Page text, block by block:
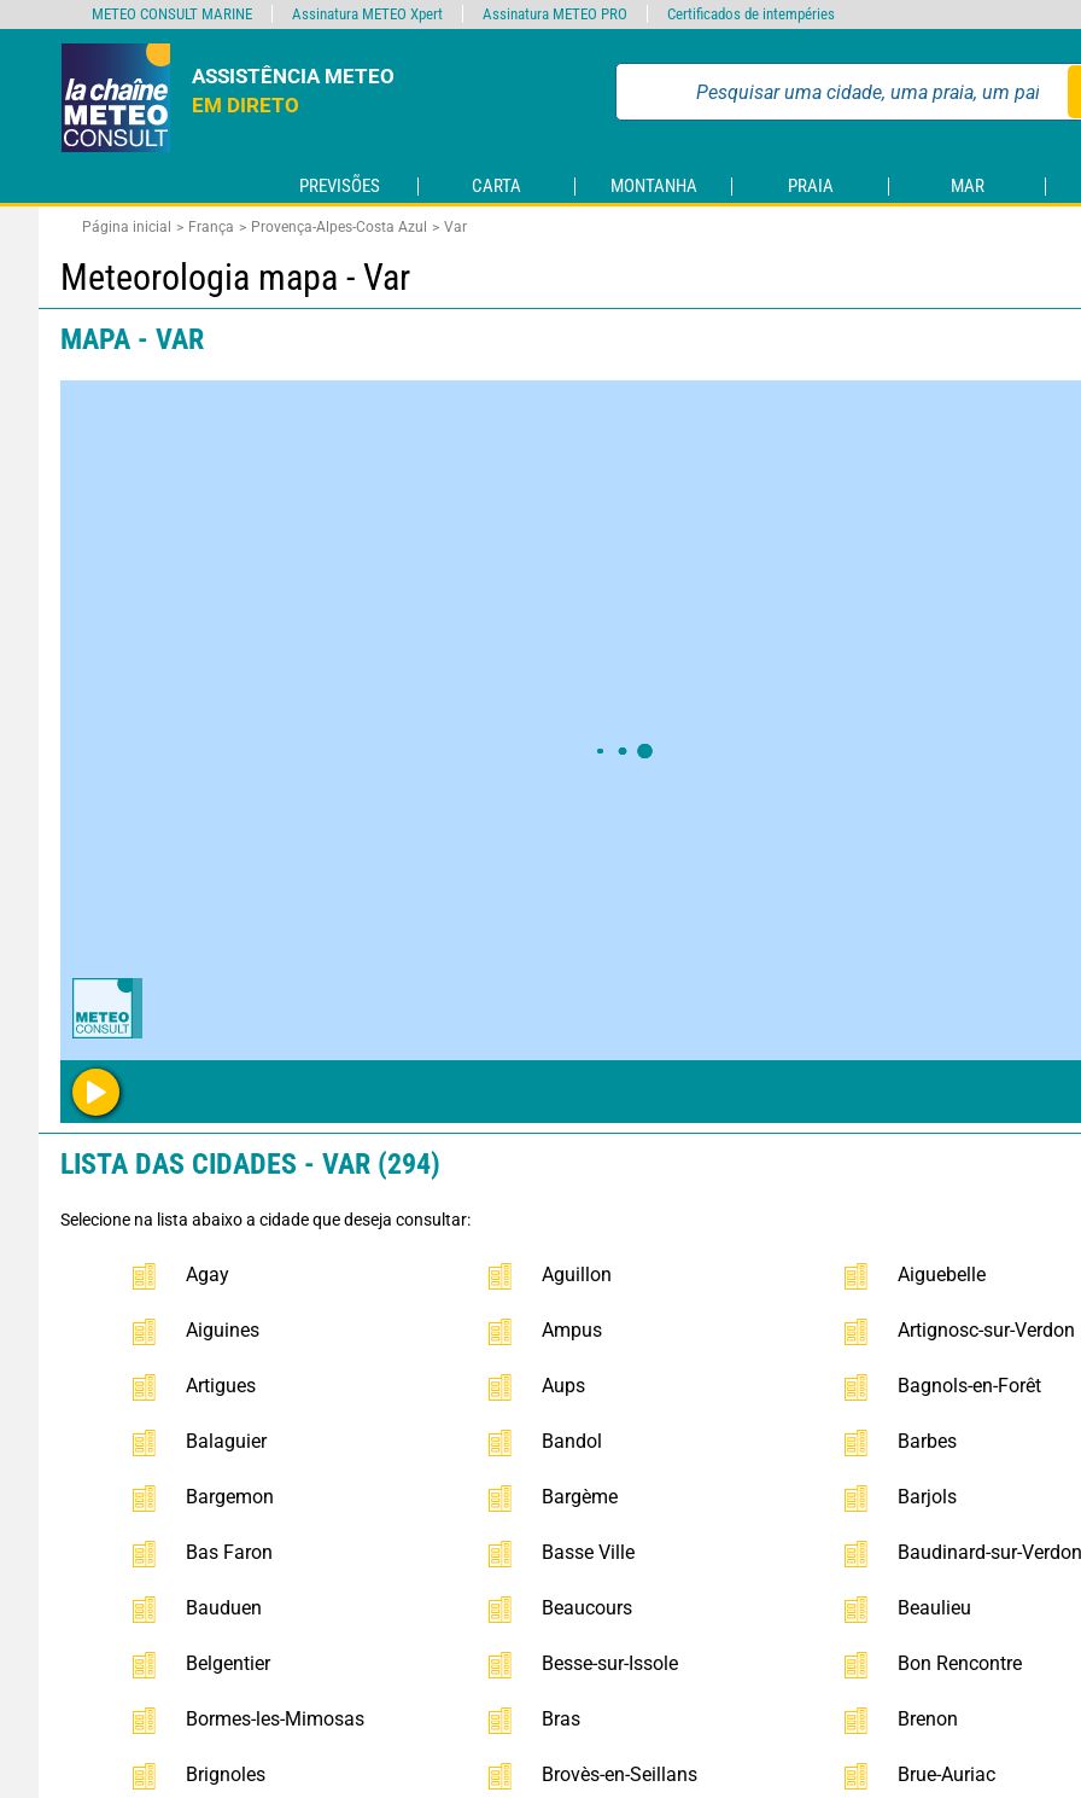
ASSISTÊNCIA METEO
EM DIRETO
PREVISÕES CARTA MONTANHA PRAIA MAR
Página inicial França Provença-Alpes-Costa Azul Var
Meteorologia mapa - Var
MAPA - VAR
LISTA DAS CIDADES - VAR (294)
Selecione na lista abaixo a cidade que deseja consultar:
Agay Aguillon Aiguebelle
Aiguines Ampus Artignosc-sur-Verdon
Artigues Aups Bagnols-en-Forêt
Balaguier Bandol Barbes
Bargemon Bargème Barjols
Bas Faron Basse Ville Baudinard-sur-
Bauduen Beaucours Beaulieu
Belgentier Besse-sur-Issole Bon Rencontre
Bormes-les-Mimosas Bras Brenon
Brignoles Brovès-en-Seillans Brue-Auriac
METEO CONSULT MARINE Assinatura METEO Xpert Assinatura METEO PRO Certificados de intempéries